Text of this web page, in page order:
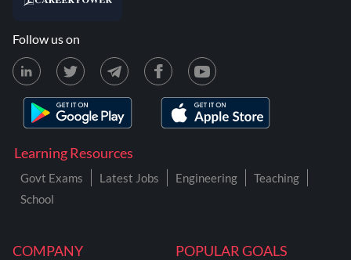
COMPANY POPULAR GOALS
Learning Resources
Govt Exams Latest Jobs Engineering
Teaching
School
Follow us on